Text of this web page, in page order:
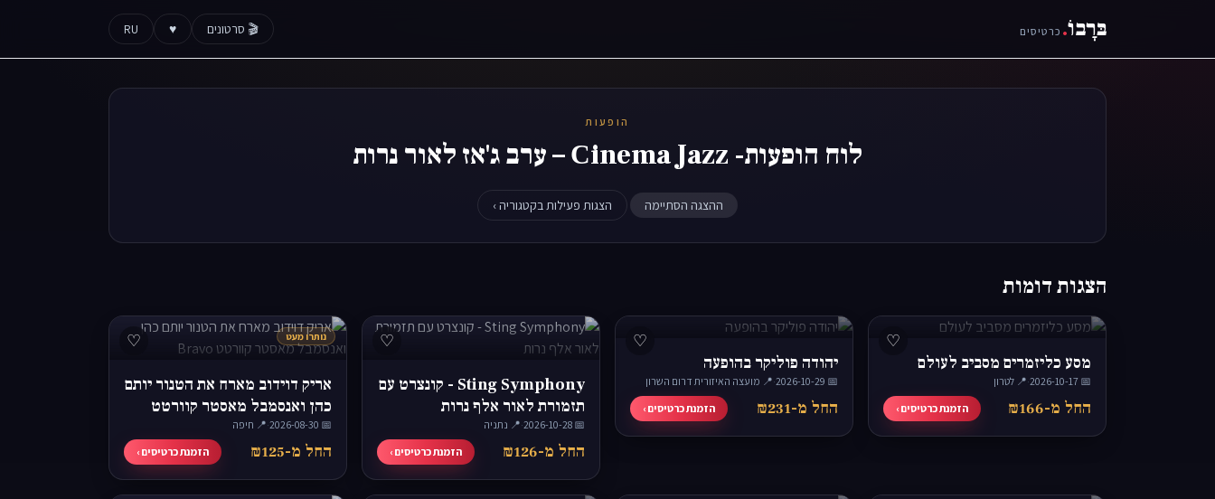
בּרָבוֹ. כרטיסים 🎬 סרטונים ♥
RU
הופעות
לוח הופעות- Сinema Jazz – ערב ג'אז לאור נרות
ההצגה הסתיימה הצגות פעילות בקטגוריה ›
הצגות דומות
♡
מסע כליזמרים מסביב לעולם
📅 2026-10-17
·📍 לטרון
החל מ-₪166 הזמנת כרטיסים ›
♡
יהודה פוליקר בהופעה
📅 2026-10-29
·📍 מועצה האיזורית דרום השרון
החל מ-₪231 הזמנת כרטיסים ›
♡
Sting Symphony - קונצרט עם
תזמורת לאור אלף נרות
📅 2026-10-28
·📍 נתניה
החל מ-₪126 הזמנת כרטיסים ›
♡ נותרו מעט
אריק דוידוב מארח את הטנור יותם
כהן ואנסמבל מאסטר קוורטט
Bravo
📅 2026-08-30
·📍 חיפה
החל מ-₪125 הזמנת כרטיסים ›